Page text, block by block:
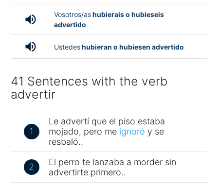
volume_up Vosotros/ashubierais o hubieseis
advertido
volume_up Ustedeshubieran o hubiesen advertido
41 Sentences with the verb
advertir
1
Le advertí que el piso estaba
mojado, pero me ignoró y se
resbaló..
2
El perro te lanzaba a morder sin
advertirte primero..